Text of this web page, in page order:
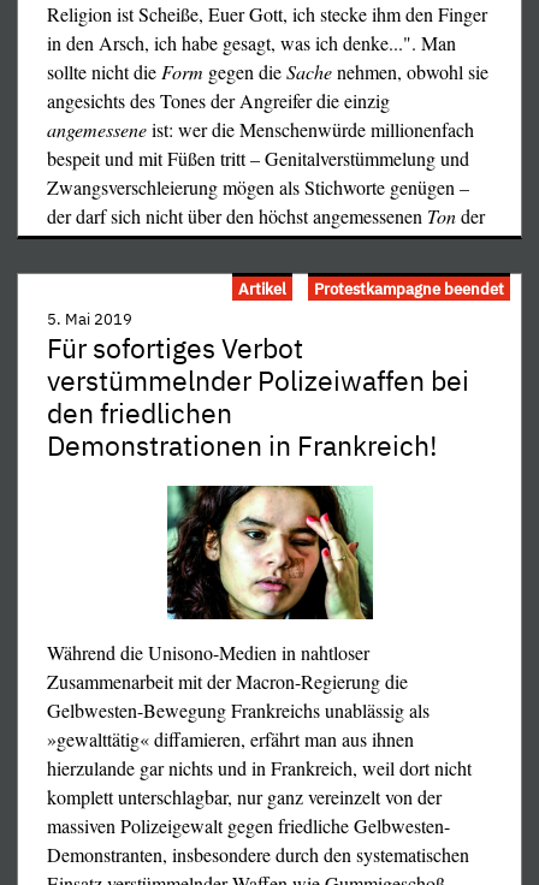
Religion ist Scheiße, Euer Gott, ich stecke ihm den Finger
in den Arsch, ich habe gesagt, was ich denke...". Man
sollte nicht dieForm gegen dieSachenehmen, obwohl sie
angesichts des Tones der Angreifer die einzig
angemesseneist: wer die Menschenwürde millionenfach
bespeit und mit Füßen tritt – Genitalverstümmelung und
Zwangsverschleierung mögen als Stichworte genügen –
der darf sich nicht über den höchst angemessenen Tonder
…
Kritik beschweren: auf den groben Klotz der religiösen
Zumutung, erst recht der obszönen und zugleich
dämlichen Beschimpfung, gehört immer ein grober Keil.
Auch wenn die moslemischen Hätschelchen es schlecht
ertragen: ertragen müssen sie es, sie haben mehr als
Artikel Protestkampagne beendet
5. Mai 2019
Für sofortiges Verbot
verstümmelnder Polizeiwaffen bei
den friedlichen
Demonstrationen in Frankreich!
Während die Unisono-Medien in nahtloser
Zusammenarbeit mit der Macron-Regierung die
Gelbwesten-Bewegung Frankreichs unablässig als
»gewalttätig« diffamieren, erfährt man aus ihnen
hierzulande gar nichts und in Frankreich, weil dort nicht
komplett unterschlagbar, nur ganz vereinzelt von der
massiven Polizeigewalt gegen friedliche Gelbwesten-
Demonstranten, insbesondere durch den systematischen